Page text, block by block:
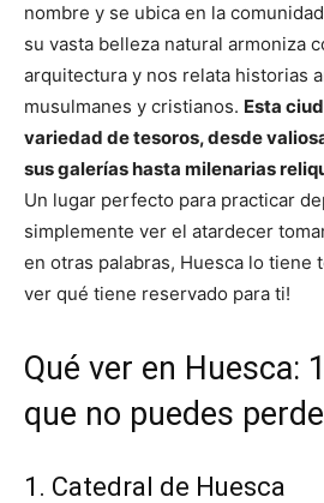
nombre y se ubica en la
su vasta belleza natural armoniza
arquitectura y nos relata historias
musulmanes y cristianos. Esta
variedad de tesoros, desde
sus galerías hasta milenarias
Un lugar perfecto para practicar
simplemente ver el atardecer
en otras palabras, Huesca lo tiene
ver qué tiene reservado para ti!
Qué ver en Huesca:
que no puedes
1. Catedral de Huesca